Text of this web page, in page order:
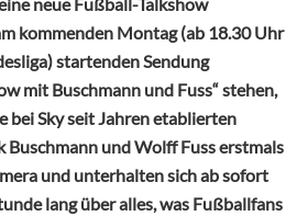
kommenden Montag (ab 18.30 Uhr
startenden Sendung
mit Buschmann und Fuss“ stehen,
bei Sky seit Jahren etablierten
und Wolff Fuss erstmals
und unterhalten sich ab sofort
lang über alles, was Fußballfans